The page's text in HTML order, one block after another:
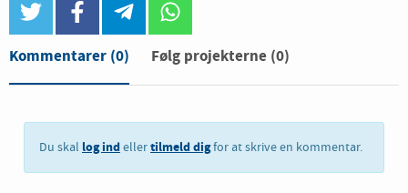
twitter facebook telegram
Kommentarer (0) Følg projekterne (0)
Du skal log indellertilmeld digfor at skrive en kommentar.